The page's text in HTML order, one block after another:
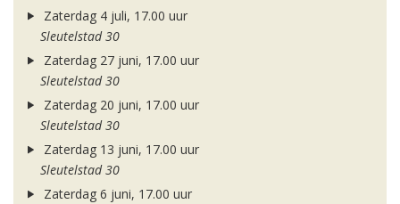
Zaterdag 4 juli, 17.00 uur
Sleutelstad 30
Zaterdag 27 juni, 17.00 uur
Sleutelstad 30
Zaterdag 20 juni, 17.00 uur
Sleutelstad 30
Zaterdag 13 juni, 17.00 uur
Sleutelstad 30
Zaterdag 6 juni, 17.00 uur